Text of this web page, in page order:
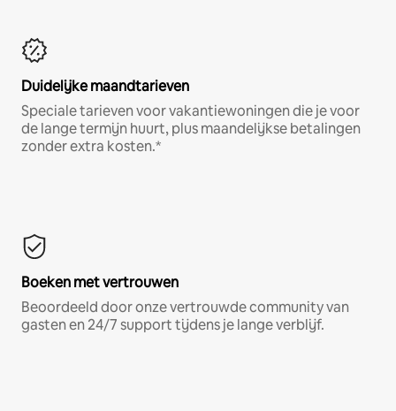
Duidelijke maandtarieven
Speciale tarieven voor vakantiewoningen die je voor
de lange termijn huurt, plus maandelijkse betalingen
zonder extra kosten.*
Boeken met vertrouwen
Beoordeeld door onze vertrouwde community van
gasten en 24/7 support tijdens je lange verblijf.